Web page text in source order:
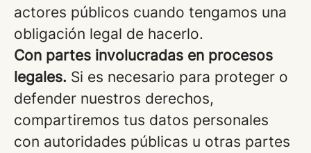
actores públicos cuando tengamos una
obligación legal de hacerlo.
Con partes involucradas en procesos
legales. Si es necesario para proteger o
defender nuestros derechos,
compartiremos tus datos personales
con autoridades públicas u otras partes